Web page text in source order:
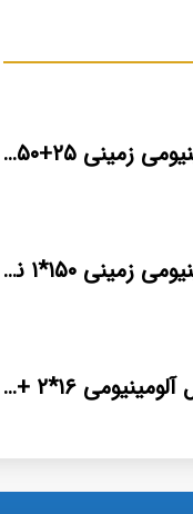
کابل آلومینیومی زمینی ۲۵+۵۰*۳ برند ماهان
کابل آلومینیومی زمینی ۱۵۰*۱ نمایندگی فروش
قیمت کابل آلومینیومی ۱۶*۲ + بهترین برند بازار + اطلاعات فنی